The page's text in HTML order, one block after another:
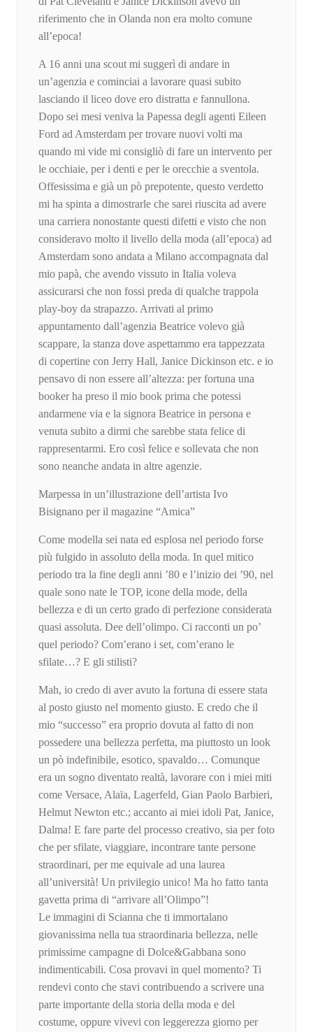
riferimento che in Olanda non era molto comune
all’epoca!
A 16 anni una scout mi suggerì di andare in
un’agenzia e cominciai a lavorare quasi subito
lasciando il liceo dove ero distratta e fannullona.
Dopo sei mesi veniva la Papessa degli agenti Eileen
Ford ad Amsterdam per trovare nuovi volti ma
quando mi vide mi consigliò di fare un intervento per
le occhiaie, per i denti e per le orecchie a sventola.
Offesissima e già un pò prepotente, questo verdetto
mi ha spinta a dimostrarle che sarei riuscita ad avere
una carriera nonostante questi difetti e visto che non
consideravo molto il livello della moda (all’epoca) ad
Amsterdam sono andata a Milano accompagnata dal
mio papà, che avendo vissuto in Italia voleva
assicurarsi che non fossi preda di qualche trappola
play-boy da strapazzo. Arrivati al primo
appuntamento dall’agenzia Beatrice volevo già
scappare, la stanza dove aspettammo era tappezzata
di copertine con Jerry Hall, Janice Dickinson etc. e io
pensavo di non essere all’altezza: per fortuna una
booker ha preso il mio book prima che potessi
andarmene via e la signora Beatrice in persona e
venuta subito a dirmi che sarebbe stata felice di
rappresentarmi. Ero così felice e sollevata che non
sono neanche andata in altre agenzie.
Marpessa in un’illustrazione dell’artista Ivo
Bisignano per il magazine “Amica”
Come modella sei nata ed esplosa nel periodo forse
più fulgido in assoluto della moda. In quel mitico
periodo tra la fine degli anni ’80 e l’inizio dei ’90, nel
quale sono nate le TOP, icone della mode, della
bellezza e di un certo grado di perfezione considerata
quasi assoluta. Dee dell’olimpo. Ci racconti un po’
quel periodo? Com’erano i set, com’erano le
sfilate…? E gli stilisti?
Mah, io credo di aver avuto la fortuna di essere stata
al posto giusto nel momento giusto. E credo che il
mio “successo” era proprio dovuta al fatto di non
possedere una bellezza perfetta, ma piuttosto un look
un pò indefinibile, esotico, spavaldo… Comunque
era un sogno diventato realtà, lavorare con i miei miti
come Versace, Alaïa, Lagerfeld, Gian Paolo Barbieri,
Helmut Newton etc.; accanto ai miei idoli Pat, Janice,
Dalma! E fare parte del processo creativo, sia per foto
che per sfilate, viaggiare, incontrare tante persone
straordinari, per me equivale ad una laurea
all’università! Un privilegio unico! Ma ho fatto tanta
gavetta prima di “arrivare all’Olimpo”!
Le immagini di Scianna che ti immortalano
giovanissima nella tua straordinaria bellezza, nelle
primissime campagne di Dolce&Gabbana sono
indimenticabili. Cosa provavi in quel momento? Ti
rendevi conto che stavi contribuendo a scrivere una
parte importante della storia della moda e del
costume, oppure vivevi con leggerezza giorno per